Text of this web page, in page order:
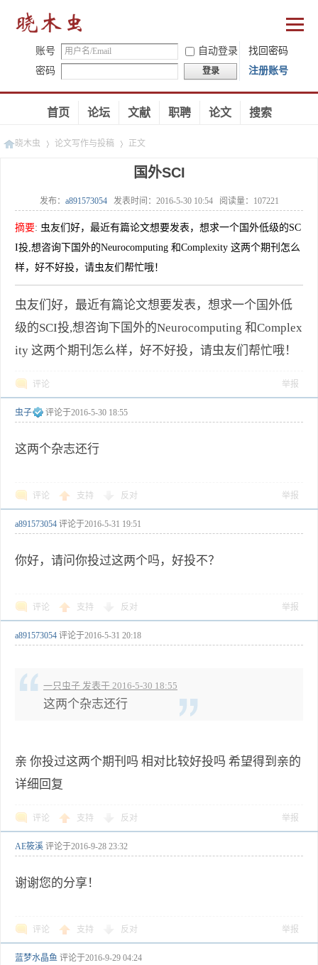
账号 自动登录
找回密码
密码
登录 注册账号
首页 论坛 文献 职聘 论文 搜索
晓木虫
»
论文写作与投稿
»
正文
国外SCI
发布： a891573054 发表时间： 2016-5-30 10:54 阅读量： 107221
摘要: 虫友们好，最近有篇论文想要发表，想求一个国外低级的SC
I投,想咨询下国外的Neurocomputing 和Complexity 这两个期刊怎么
样，好不好投，请虫友们帮忙哦！
虫友们好，最近有篇论文想要发表，想求一个国外低
级的SCI投,想咨询下国外的Neurocomputing 和Complex
ity 这两个期刊怎么样，好不好投，请虫友们帮忙哦！
评论 举报
虫子 评论于2016-5-30 18:55
这两个杂志还行
评论 支持 反对 举报
a891573054 评论于2016-5-31 19:51
你好，请问你投过这两个吗，好投不？
评论 支持 反对 举报
a891573054 评论于2016-5-31 20:18
一只虫子 发表于 2016-5-30 18:55
这两个杂志还行
亲 你投过这两个期刊吗 相对比较好投吗 希望得到亲的
详细回复
评论 支持 反对 举报
AE筱溪 评论于2016-9-28 23:32
谢谢您的分享！
评论 支持 反对 举报
蓝梦水晶鱼 评论于2016-9-29 04:24